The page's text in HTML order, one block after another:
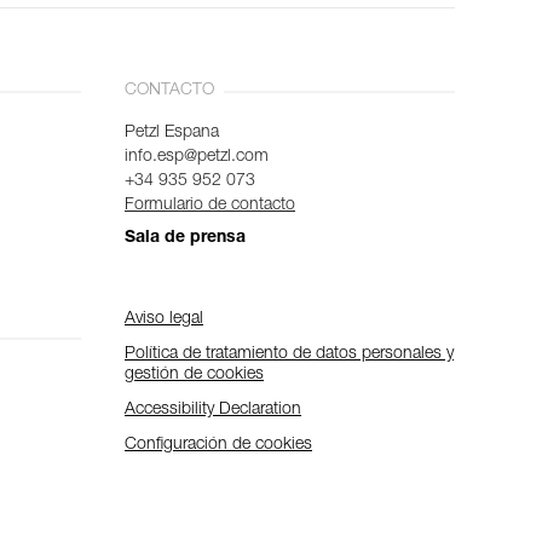
CONTACTO
Petzl Espana
info.esp@petzl.com
+34 935 952 073
Formulario de contacto
Sala de prensa
Aviso legal
Política de tratamiento de datos personales y
gestión de cookies
Accessibility Declaration
Configuración de cookies